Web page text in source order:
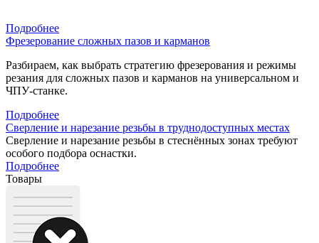
Подробнее
Фрезерование сложных пазов и карманов
Разбираем, как выбрать стратегию фрезерования и режимы
резания для сложных пазов и карманов на универсальном и
ЧПУ-станке.
Подробнее
Сверление и нарезание резьбы в труднодоступных местах
Сверление и нарезание резьбы в стеснённых зонах требуют
особого подбора оснастки.
Подробнее
Товары